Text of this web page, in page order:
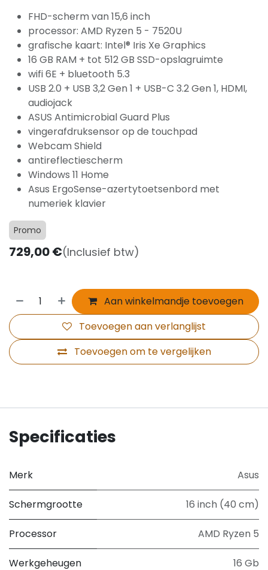
FHD-scherm van 15,6 inch
processor: AMD Ryzen 5 - 7520U
grafische kaart: Intel® Iris Xe Graphics
16 GB RAM + tot 512 GB SSD-opslagruimte
wifi 6E + bluetooth 5.3
USB 2.0 + USB 3,2 Gen 1 + USB-C 3.2 Gen 1, HDMI,
audiojack
ASUS Antimicrobial Guard Plus
vingerafdruksensor op de touchpad
Webcam Shield
antireflectiescherm
Windows 11 Home
Asus ErgoSense-azertytoetsenbord met
numeriek klavier
Promo
729,00€(Inclusief btw)
Aan winkelmandje toevoegen
Toevoegen om te vergelijken
Toevoegen aan verlanglijst
Specificaties
Merk Asus
Schermgrootte 16 inch (40 cm)
Processor AMD Ryzen 5
Werkgeheugen 16 Gb